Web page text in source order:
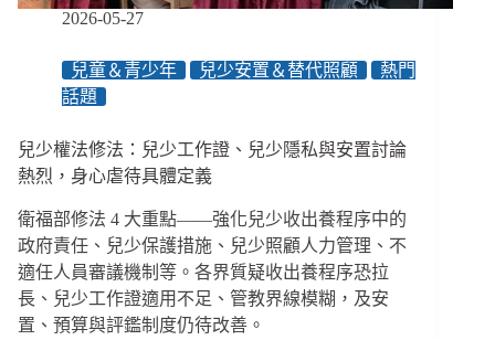
育
常
2026-05-27
兒童＆青少年 兒少安置＆替代照顧
熱門
話題
兒少權法修法：兒少工作證、兒少隱私與安置討論
熱烈，身心虐待具體定義
衛福部修法 4 大重點——強化兒少收出養程序中的
政府責任、兒少保護措施、兒少照顧人力管理、不
適任人員審議機制等。各界質疑收出養程序恐拉
長、兒少工作證適用不足、管教界線模糊，及安
置、預算與評鑑制度仍待改善。